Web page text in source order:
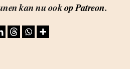
kan nu ookop Patreon.